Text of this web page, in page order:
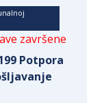
završene
Potpora